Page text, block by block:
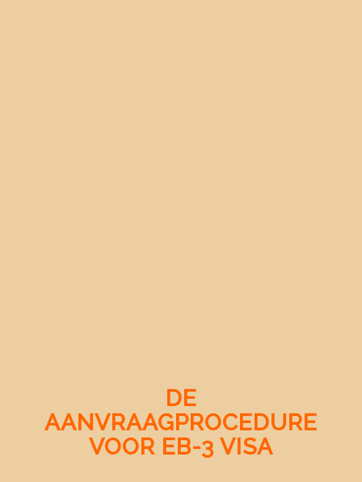
DE
AANVRAAGPROCEDURE
VOOR EB-3 VISA